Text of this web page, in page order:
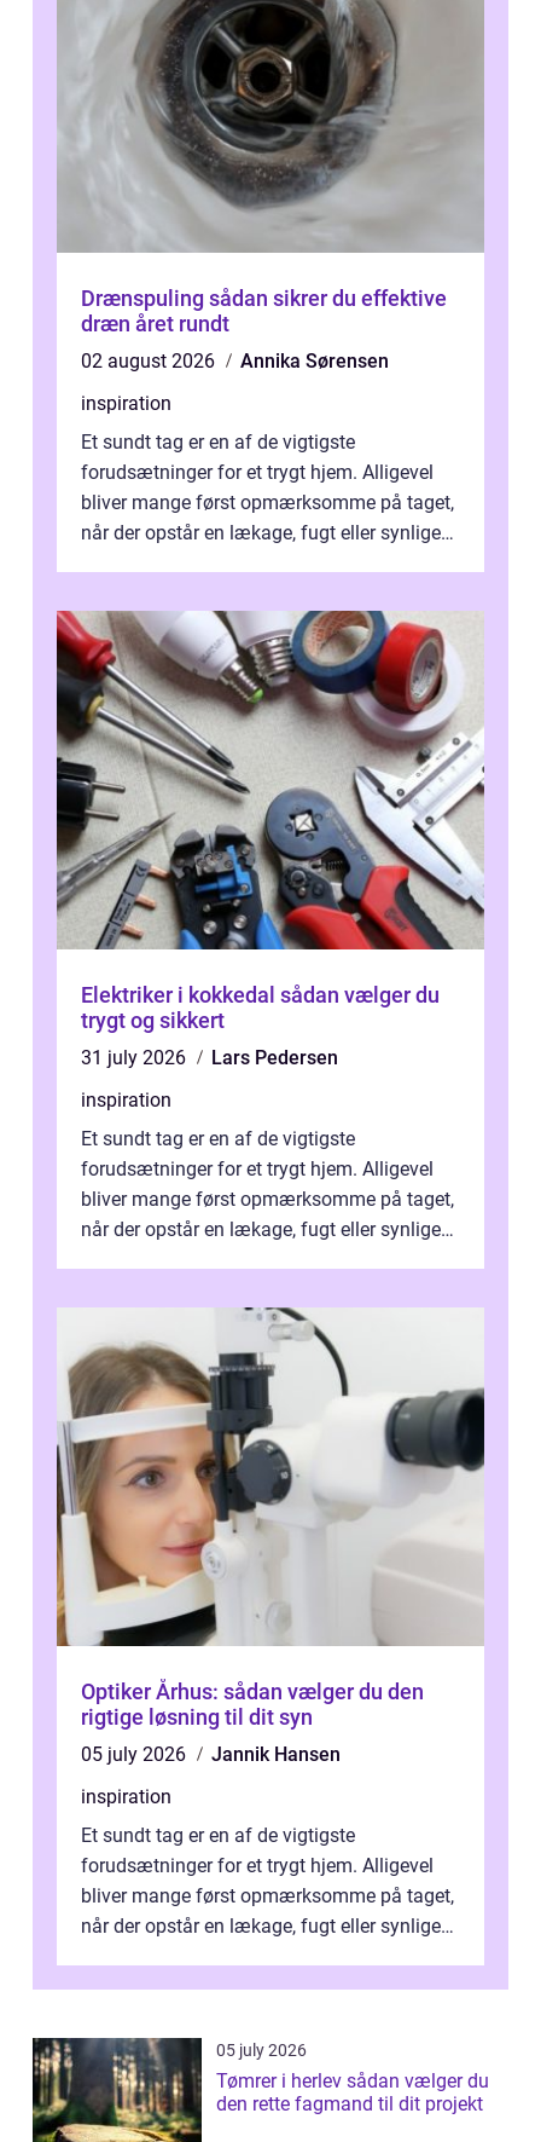
Drænspuling sådan sikrer du effektive
dræn året rundt
02 august 2026
Annika Sørensen
inspiration
Et sundt tag er en af de vigtigste
forudsætninger for et trygt hjem. Alligevel
bliver mange først opmærksomme på taget,
når der opstår en lækage, fugt eller synlige
Elektriker i kokkedal sådan vælger du
trygt og sikkert
31 july 2026
Lars Pedersen
inspiration
Et sundt tag er en af de vigtigste
forudsætninger for et trygt hjem. Alligevel
bliver mange først opmærksomme på taget,
når der opstår en lækage, fugt eller synlige
Optiker Århus: sådan vælger du den
rigtige løsning til dit syn
05 july 2026
Jannik Hansen
inspiration
Et sundt tag er en af de vigtigste
forudsætninger for et trygt hjem. Alligevel
bliver mange først opmærksomme på taget,
når der opstår en lækage, fugt eller synlige
05 july 2026
Tømrer i herlev sådan vælger du
den rette fagmand til dit projekt